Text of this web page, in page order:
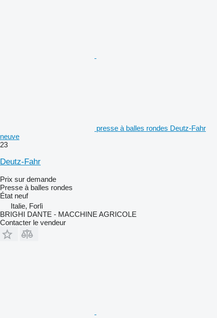
presse à balles rondes Deutz-Fahr
neuve
23
Deutz-Fahr
Prix sur demande
Presse à balles rondes
État neuf
Italie, Forlì
BRIGHI DANTE - MACCHINE AGRICOLE
Contacter le vendeur